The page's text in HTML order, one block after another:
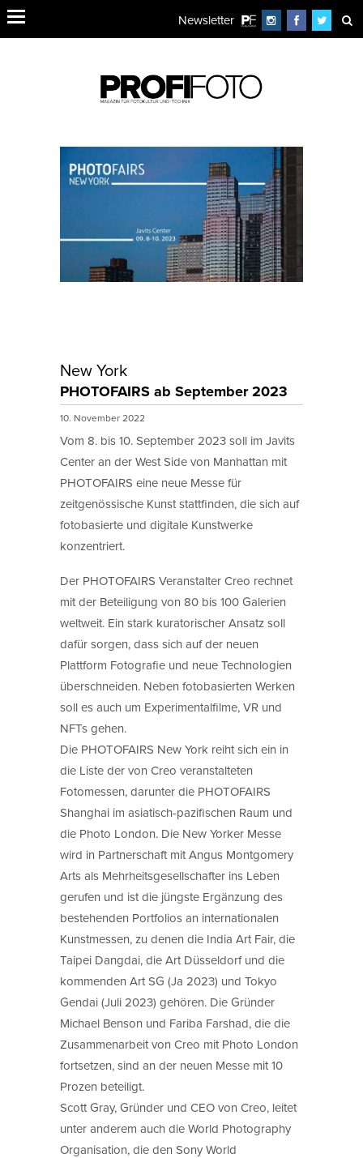
Newsletter
New York
PHOTOFAIRS ab September 2023
10. November 2022
Vom 8. bis 10. September 2023 soll im Javits
Center an der West Side von Manhattan mit
PHOTOFAIRS eine neue Messe für
zeitgenössische Kunst stattfinden, die sich auf
fotobasierte und digitale Kunstwerke
konzentriert.
Der PHOTOFAIRS Veranstalter Creo rechnet
mit der Beteiligung von 80 bis 100 Galerien
weltweit. Ein stark kuratorischer Ansatz soll
dafür sorgen, dass sich auf der neuen
Plattform Fotografie und neue Technologien
überschneiden. Neben fotobasierten Werken
soll es auch um Experimentalfilme, VR und
NFTs gehen.
Die PHOTOFAIRS New York reiht sich ein in
die Liste der von Creo veranstalteten
Fotomessen, darunter die PHOTOFAIRS
Shanghai im asiatisch-pazifischen Raum und
die Photo London. Die New Yorker Messe
wird in Partnerschaft mit Angus Montgomery
Arts als Mehrheitsgesellschafter ins Leben
gerufen und ist die jüngste Ergänzung des
bestehenden Portfolios an internationalen
Kunstmessen, zu denen die India Art Fair, die
Taipei Dangdai, die Art Düsseldorf und die
kommenden Art SG (Ja 2023) und Tokyo
Gendai (Juli 2023) gehören. Die Gründer
Michael Benson und Fariba Farshad, die die
Zusammenarbeit von Creo mit Photo London
fortsetzen, sind an der neuen Messe mit 10
Prozen beteiligt.
Scott Gray, Gründer und CEO von Creo, leitet
unter anderem auch die World Photography
Organisation, die den Sony World